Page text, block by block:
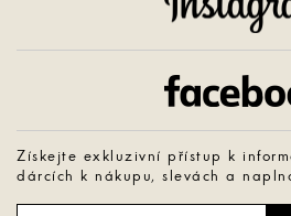
Získejte exkluzivní přístup k
dárcích k nákupu, slevách a